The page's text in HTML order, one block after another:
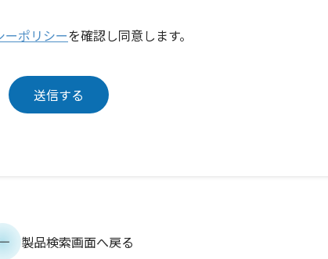
ーポリシーを確認し同意します。
製品検索画面へ戻る